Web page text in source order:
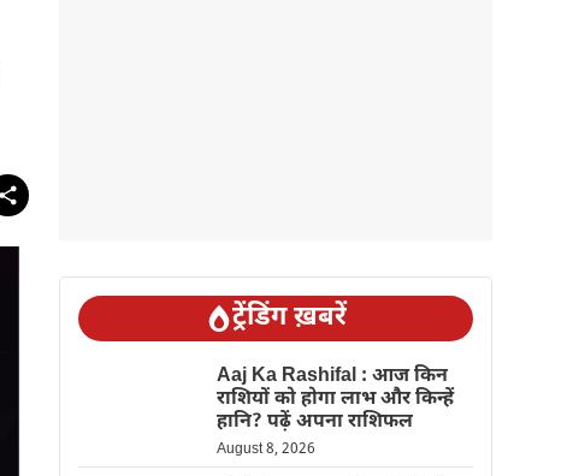
ट्रेंडिंग ख़बरें
Aaj Ka Rashifal : आज किन
राशियों को होगा लाभ और किन्हें
हानि? पढ़ें अपना राशिफल
August 8, 2026